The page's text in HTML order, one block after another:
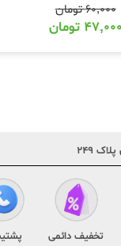
۶۰,۰۰۰تومان
۴۷,۰۰۰ تومان
تخفیف دائمی